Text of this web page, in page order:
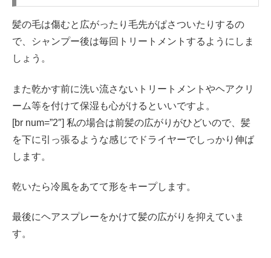
髪の毛は傷むと広がったり毛先がぱさついたりするの
で、シャンプー後は毎回トリートメントするようにしま
しょう。
また乾かす前に洗い流さないトリートメントやヘアクリ
ーム等を付けて保湿も心がけるといいですよ。
[br num=”2″] 私の場合は前髪の広がりがひどいので、髪
を下に引っ張るような感じでドライヤーでしっかり伸ば
します。
乾いたら冷風をあてて形をキープします。
最後にヘアスプレーをかけて髪の広がりを抑えていま
す。